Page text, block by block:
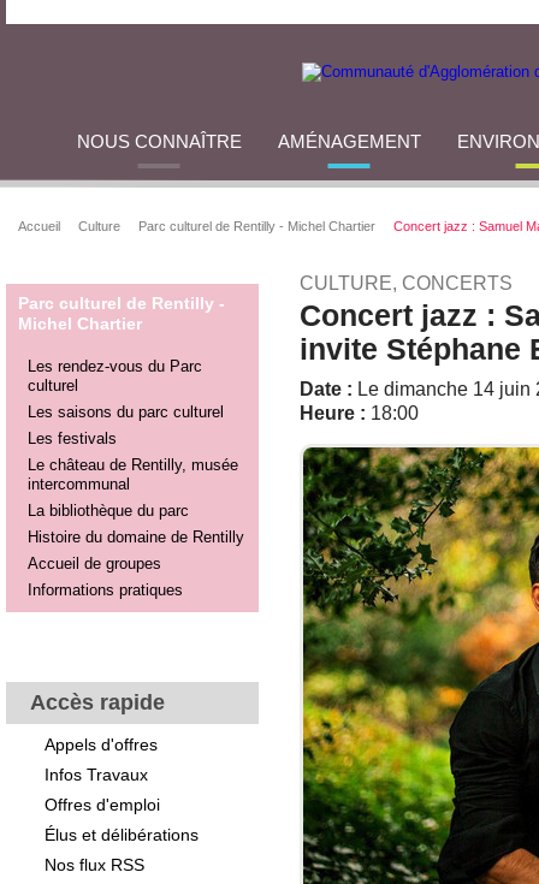
NOUS CONNAÎTRE AMÉNAGEMENT
Accueil Culture Parc culturel de Rentilly - Michel Chartier Concert jazz : Samuel
Parc culturel de Rentilly -
Michel Chartier
Les rendez-vous du Parc
culturel
Les saisons du parc culturel
Les festivals
Le château de Rentilly, musée
intercommunal
La bibliothèque du parc
Histoire du domaine de Rentilly
Accueil de groupes
Informations pratiques
Accès rapide
Appels d'offres
Infos Travaux
Offres d'emploi
Élus et délibérations
Nos flux RSS
CULTURE, CONCERTS
Concert jazz :
invite Stéphane
Date : Le dimanche 14 juin
Heure : 18:00